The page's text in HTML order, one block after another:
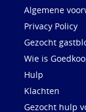
Algemene
Privacy Policy
Gezocht
Wie is
Hulp
Klachten
Gezocht hulp